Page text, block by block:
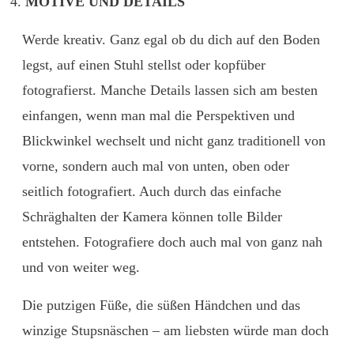
Werde kreativ. Ganz egal ob du dich auf den Boden
legst, auf einen Stuhl stellst oder kopfüber
fotografierst. Manche Details lassen sich am besten
einfangen, wenn man mal die Perspektiven und
Blickwinkel wechselt und nicht ganz traditionell von
vorne, sondern auch mal von unten, oben oder
seitlich fotografiert. Auch durch das einfache
Schräghalten der Kamera können tolle Bilder
entstehen. Fotografiere doch auch mal von ganz nah
und von weiter weg.
Die putzigen Füße, die süßen Händchen und das
winzige Stupsnäschen – am liebsten würde man doch